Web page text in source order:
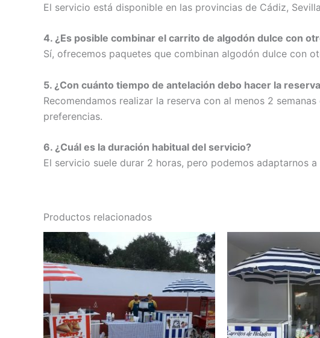
El servicio está disponible en las provincias de Cádiz,
4. ¿Es posible combinar el carrito de algodón dulce con
Sí, ofrecemos paquetes que combinan algodón dulce con
5. ¿Con cuánto tiempo de antelación debo hacer la
Recomendamos realizar la reserva con al menos 2
preferencias.
6. ¿Cuál es la duración habitual del servicio?
El servicio suele durar 2 horas, pero podemos adaptarnos
Productos relacionados